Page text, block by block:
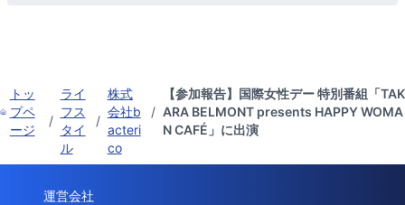
トッ
プペ
ージ
/
ライ
フス
タイ
ル
/
株式
会社b
acteri
co
/
【参加報告】国際女性デー 特別番組「TAK
ARA BELMONT presents HAPPY WOMA
N CAFÉ」に出演
運営会社